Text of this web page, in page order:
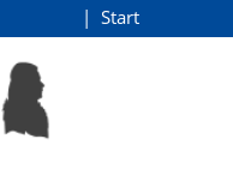
Start